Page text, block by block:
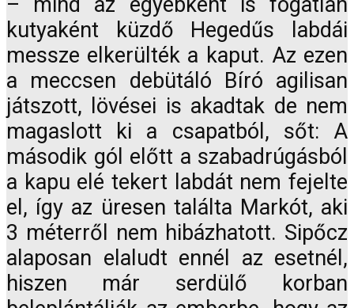
– mind az egyébként is fogatlan
kutyaként küzdő Hegedűs labdái
messze elkerülték a kaput. Az ezen
a meccsen debütáló Bíró agilisan
játszott, lövései is akadtak de nem
magaslott ki a csapatból, sőt: A
második gól előtt a szabadrúgásból
a kapu elé tekert labdát nem fejelte
el, így az üresen találta Markót, aki
3 méterről nem hibázhatott. Sipőcz
alaposan elaludt ennél az esetnél,
hiszen már serdülő korban